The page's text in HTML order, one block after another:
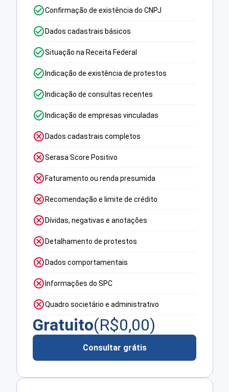
Confirmação de existência do CNPJ
Dados cadastrais básicos
Situação na Receita Federal
Indicação de existência de protestos
Indicação de consultas recentes
Indicação de empresas vinculadas
Dados cadastrais completos
Serasa Score Positivo
Faturamento ou renda presumida
Recomendação e limite de crédito
Dívidas, negativas e anotações
Detalhamento de protestos
Dados comportamentais
Informações do SPC
Quadro societário e administrativo
Gratuito(R$0,00)
Consultar grátis